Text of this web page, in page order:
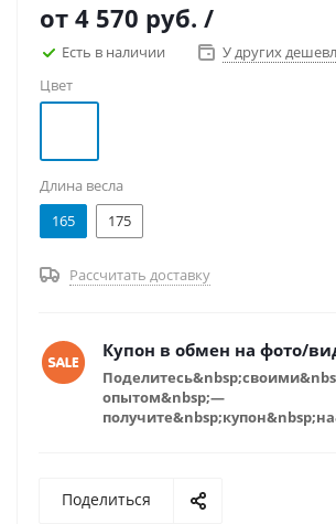
ударопрочного полипропилена сразу
разы увеличивает прочность. Купить
самовывозом в нашем магазине или
на сайте по РФ или СНГ.
от 4 570 руб. /
Есть в наличии
У других
Цвет
Длина весла
165
175
Рассчитать доставку
Купон в обмен на фото/
опытом&nbsp;—
Поделиться